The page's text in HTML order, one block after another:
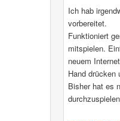
Ich hab
vorbereitet.
Funktioniert
mitspielen.
neuem
Hand drücken
Bisher hat es